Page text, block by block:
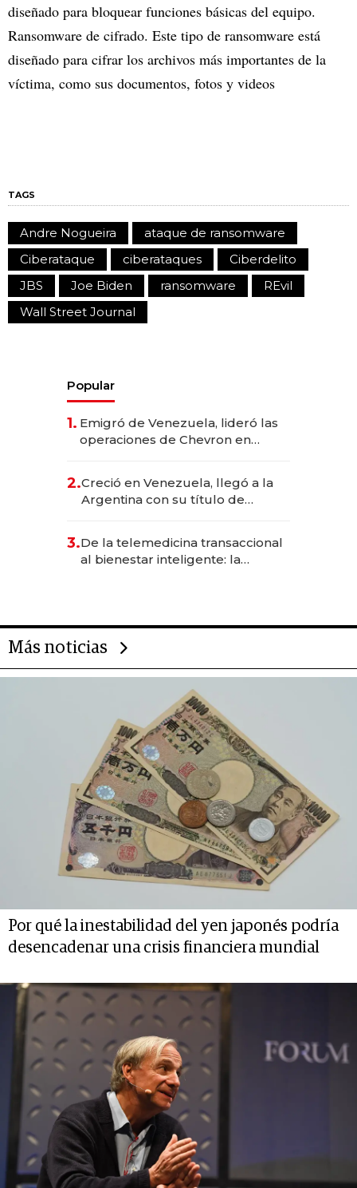
diseñado para bloquear funciones básicas del equipo.
Ransomware de cifrado. Este tipo de ransomware está
diseñado para cifrar los archivos más importantes de la
víctima, como sus documentos, fotos y videos
TAGS
Andre Nogueira
ataque de ransomware
Ciberataque
ciberataques
Ciberdelito
JBS
Joe Biden ransomware
REvil
Wall Street Journal
Popular
1. Emigró de Venezuela, lideró las
operaciones de Chevron en
2.Creció en Venezuela, llegó a la
Argentina con su título de
las marcas "fast premium"
3.De la telemedicina transaccional
al bienestar inteligente: la
Más noticias
Por qué la inestabilidad del yen japonés podría
desencadenar una crisis financiera mundial